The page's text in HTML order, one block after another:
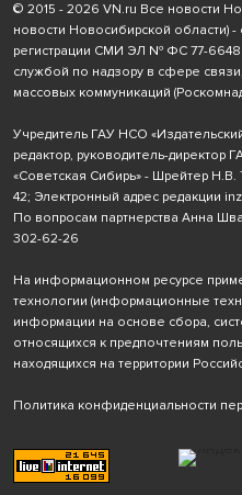
© 2015 - 2026 VN.ru Все новости
новости Новосибирской области)
регистрации СМИ ЭЛ № ФС 77-
службой по надзору в сфере
массовых коммуникаций
Учредитель ГАУ НСО
редактор, руководитель-директор
«Советская Сибирь» - Шрейтер
42; Электронный адрес редакции
По вопросам партнерства Анна
302-62-26
На информационном ресурсе
технологии (информационные
информации на основе сбора,
относящихся к предпочтениям
находящихся на территории
Политика конфиденциальности